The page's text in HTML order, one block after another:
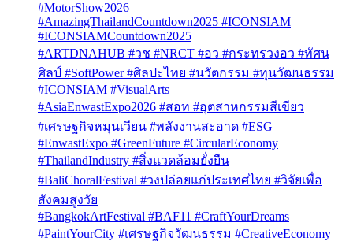
#MotorShow2026
#AmazingThailandCountdown2025 #ICONSIAM
#ICONSIAMCountdown2025
#ARTDNAHUB #วช #NRCT #อว #กระทรวงอว #ทัศน
ศิลป์ #SoftPower #ศิลปะไทย #นวัตกรรม #ทุนวัฒนธรรม
#ICONSIAM #VisualArts
#AsiaEnwastExpo2026 #สอท #อุตสาหกรรมสีเขียว
#เศรษฐกิจหมุนเวียน #พลังงานสะอาด #ESG
#EnwastExpo #GreenFuture #CircularEconomy
#ThailandIndustry #สิ่งแวดล้อมยั่งยืน
#BaliChoralFestival #วงปล่อยแก่ประเทศไทย #วิจัยเพื่อ
สังคมสูงวัย
#BangkokArtFestival #BAF11 #CraftYourDreams
#PaintYourCity #เศรษฐกิจวัฒนธรรม #CreativeEconomy